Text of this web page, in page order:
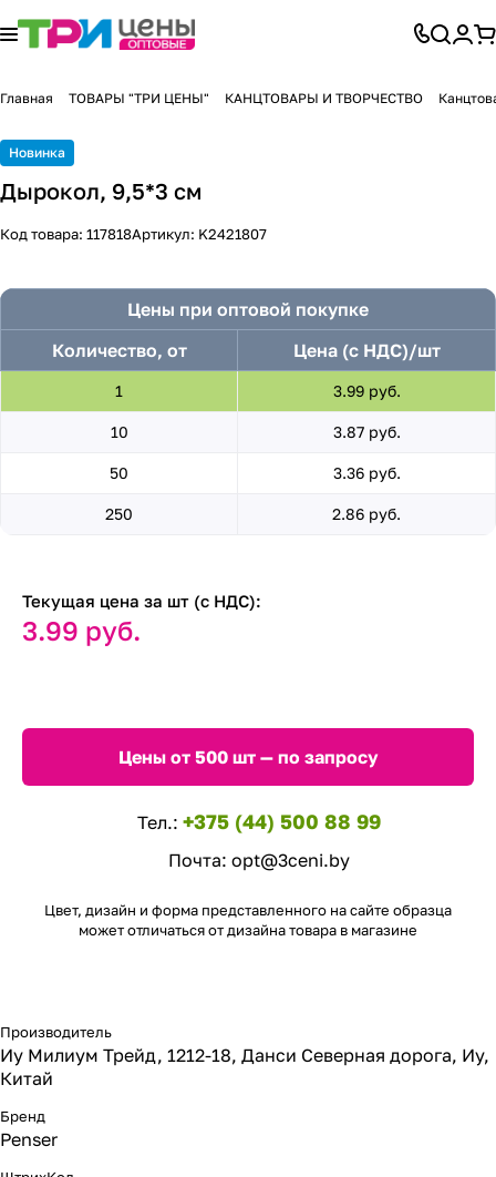
Главная ТОВАРЫ "ТРИ ЦЕНЫ" КАНЦТОВАРЫ И ТВОРЧЕСТВО
Новинка
Дырокол, 9,5*3 см
Код товара: 117818Артикул: K2421807
Цены при оптовой покупке
Количество, от
Цена (с НДС)/шт
1 3.99 руб.
10 3.87 руб.
50 3.36 руб.
250 2.86 руб.
Текущая цена за шт (с НДС):
3.99 руб.
Цены от 500 шт — по запросу
Тел.: +375 (44) 500 88 99
Почта: opt@3ceni.by
Цвет, дизайн и форма представленного на сайте образца
может отличаться от дизайна товара в магазине
Производитель
Иу Милиум Трейд, 1212-18, Данси Северная дорога, Иу,
Китай
Бренд
Penser